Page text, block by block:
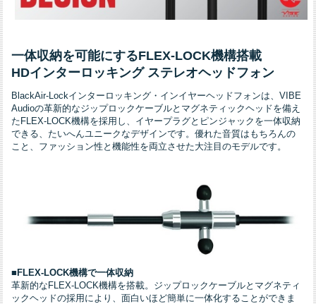
一体収納を可能にするFLEX-LOCK機構搭載
HDインターロッキング ステレオヘッドフォン
BlackAir-Lockインターロッキング・インイヤーヘッドフォンは、VIBE
Audioの革新的なジップロックケーブルとマグネティックヘッドを備え
たFLEX-LOCK機構を採用し、イヤープラグとピンジャックを一体収納
できる、たいへんユニークなデザインです。優れた音質はもちろんの
こと、ファッション性と機能性を両立させた大注目のモデルです。
■ FLEX-LOCK機構で一体収納
革新的なFLEX-LOCK機構を搭載。ジップロックケーブルとマグネティ
ックヘッドの採用により、面白いほど簡単に一体化することができま